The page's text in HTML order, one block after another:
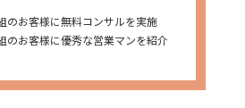
のお客様に無料コンサルを実施
のお客様に優秀な営業マンを紹介